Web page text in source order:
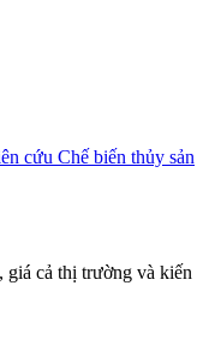
cứu Chế biến thủy sản
giá cả thị trường và kiến